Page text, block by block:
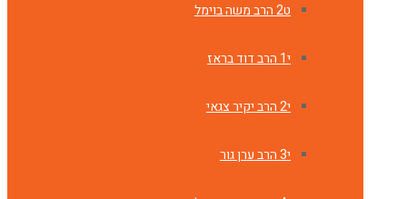
ט2 הרב משה בוימל
י1 הרב דוד בראז
י2 הרב יקיר צגאי
י3 הרב ערן גור